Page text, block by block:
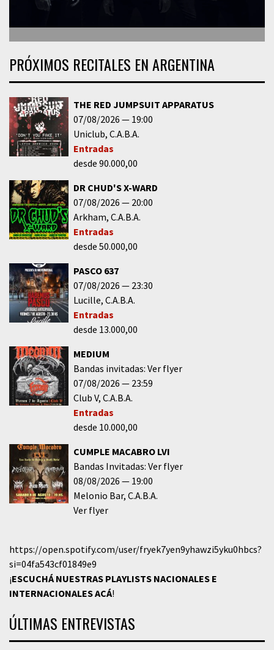
PRÓXIMOS RECITALES EN ARGENTINA
THE RED JUMPSUIT APPARATUS
07/08/2026
19:00
Uniclub C.A.B.A.
Entradas
desde 90.000,00
DR CHUD'S X-WARD
07/08/2026
20:00
Arkham C.A.B.A.
Entradas
desde 50.000,00
PASCO 637
07/08/2026
23:30
Lucille C.A.B.A.
Entradas
desde 13.000,00
MEDIUM
Bandas invitadas: Ver flyer
07/08/2026
23:59
Club V C.A.B.A.
Entradas
desde 10.000,00
CUMPLE MACABRO LVI
Bandas Invitadas: Ver flyer
08/08/2026
19:00
Melonio Bar C.A.B.A.
Ver flyer
https://open.spotify.com/user/fryek7yen9yhawzi5yku0hbcs?
si=04fa543cf01849e9
¡ESCUCHÁ NUESTRAS PLAYLISTS NACIONALES E
INTERNACIONALESACÁ!
ÚLTIMAS ENTREVISTAS